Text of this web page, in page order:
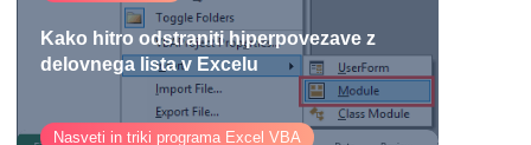
Kako hitro odstraniti hiperpovezave z
delovnega lista v Excelu
Nasveti in triki programa Excel VBA